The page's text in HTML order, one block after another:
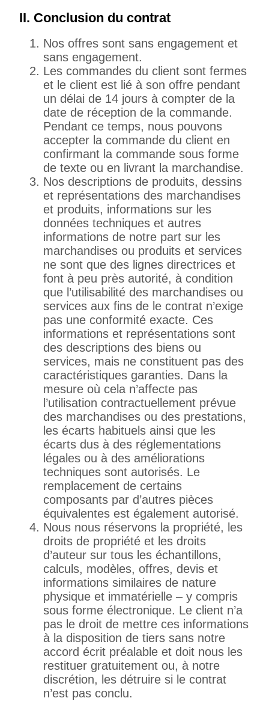
II. Conclusion du contrat
Nos offres sont sans engagement et
sans engagement.
Les commandes du client sont fermes
et le client est lié à son offre pendant
un délai de 14 jours à compter de la
date de réception de la commande.
Pendant ce temps, nous pouvons
accepter la commande du client en
confirmant la commande sous forme
de texte ou en livrant la marchandise.
Nos descriptions de produits, dessins
et représentations des marchandises
et produits, informations sur les
données techniques et autres
informations de notre part sur les
marchandises ou produits et services
ne sont que des lignes directrices et
font à peu près autorité, à condition
que l’utilisabilité des marchandises ou
services aux fins de le contrat n’exige
pas une conformité exacte. Ces
informations et représentations sont
des descriptions des biens ou
services, mais ne constituent pas des
caractéristiques garanties. Dans la
mesure où cela n’affecte pas
l’utilisation contractuellement prévue
des marchandises ou des prestations,
les écarts habituels ainsi que les
écarts dus à des réglementations
légales ou à des améliorations
techniques sont autorisés. Le
remplacement de certains
composants par d’autres pièces
équivalentes est également autorisé.
Nous nous réservons la propriété, les
droits de propriété et les droits
d’auteur sur tous les échantillons,
calculs, modèles, offres, devis et
informations similaires de nature
physique et immatérielle – y compris
sous forme électronique. Le client n’a
pas le droit de mettre ces informations
à la disposition de tiers sans notre
accord écrit préalable et doit nous les
restituer gratuitement ou, à notre
discrétion, les détruire si le contrat
n’est pas conclu.